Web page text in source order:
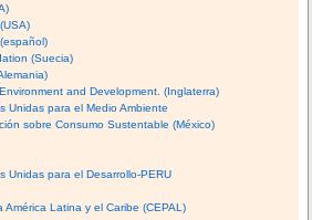
(Suecia)
and Development. (Inglaterra)
Unidas para el Medio Ambiente
sobre Consumo Sustentable (México)
Unidas para el Desarrollo-PERU
América Latina y el Caribe (CEPAL)